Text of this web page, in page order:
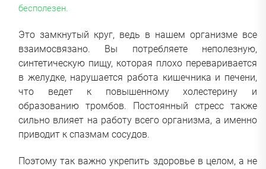
бесполезен.
Это замкнутый круг, ведь в нашем организме все
взаимосвязано. Вы потребляете неполезную,
синтетическую пищу, которая плохо переваривается
в желудке, нарушается работа кишечника и печени,
что ведет к повышенному холестерину и
образованию тромбов. Постоянный стресс также
сильно влияет на работу всего организма, а именно
приводит к спазмам сосудов.
Поэтому так важно укрепить здоровье в целом, а не